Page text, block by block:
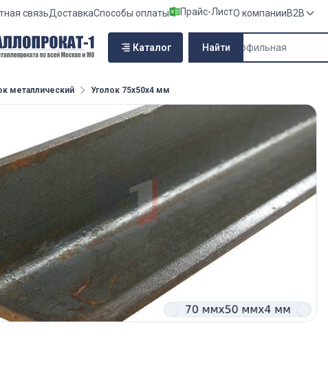
связьДоставкаСпособы оплаты Прайс-ЛистО компанииB2B
Каталог Найти
металлический Уголок 75х50х4 мм